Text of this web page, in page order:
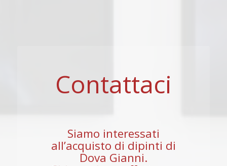
Contattaci
Siamo interessati
all’acquisto di dipinti di
Dova Gianni.